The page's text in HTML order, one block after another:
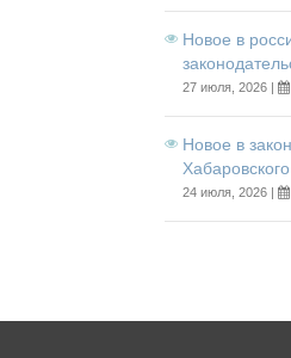
Новое в
27 июля, 2026 |
Новое в
24 июля, 2026 |